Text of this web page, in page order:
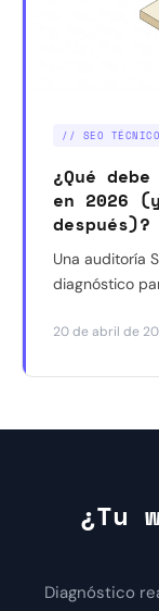
// SEO TÉCNICO
¿Qué
en 2026
después)?
Una auditoría
diagnóstico
contenido,
20 de abril de
¿Tu
Diagnóstico